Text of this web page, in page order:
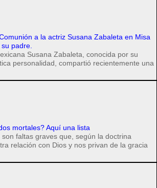
a la actriz Susana Zabaleta en Misa
padre.
Susana Zabaleta, conocida por su
personalidad, compartió recientemente una
mortales? Aquí una lista
faltas graves que, según la doctrina
relación con Dios y nos privan de la gracia